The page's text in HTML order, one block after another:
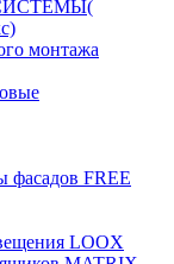
монтажа
фасадов FREE
LOOX